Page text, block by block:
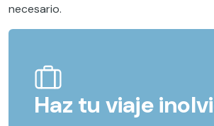
necesario.
Haz tu viaje